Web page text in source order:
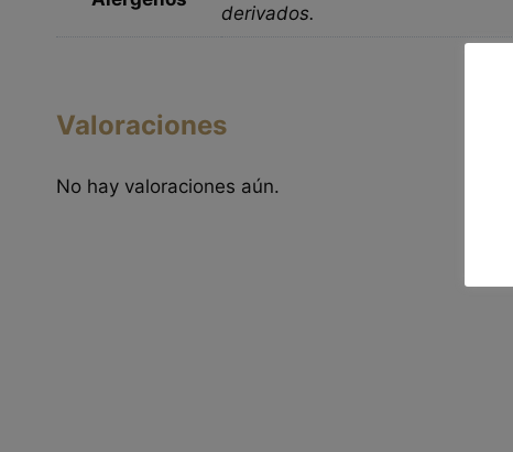
derivados.
Valoraciones
No hay valoraciones aún.